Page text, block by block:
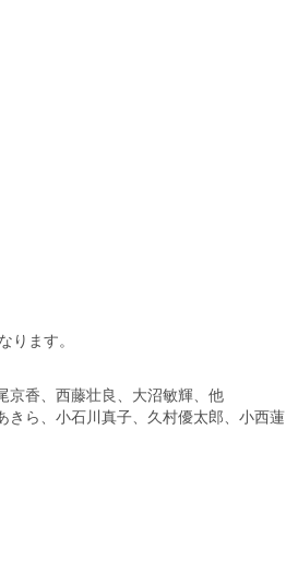
ます。
京香、西藤壮良、大沼敏輝、他
きら、小石川真子、久村優太郎、小西蓮